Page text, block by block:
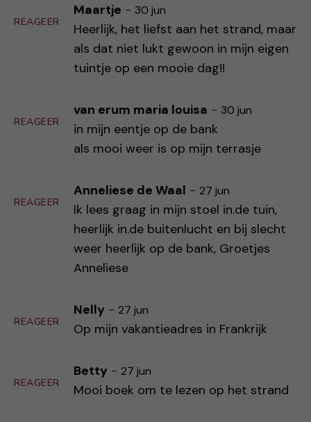
REAGEER
Maartje - 30 jun
Heerlijk, het liefst aan het strand, maar
als dat niet lukt gewoon in mijn eigen
tuintje op een mooie dag!!
REAGEER
van erum maria louisa - 30 jun
in mijn eentje op de bank
als mooi weer is op mijn terrasje
REAGEER
Anneliese de Waal - 27 jun
Ik lees graag in mijn stoel in.de tuin,
heerlijk in.de buitenlucht en bij slecht
weer heerlijk op de bank, Groetjes
Anneliese
REAGEER
Nelly - 27 jun
Op mijn vakantieadres in Frankrijk
REAGEER
Betty - 27 jun
Mooi boek om te lezen op het strand